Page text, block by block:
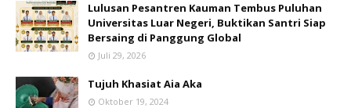
Lulusan Pesantren Kauman Tembus Puluhan
Universitas Luar Negeri, Buktikan Santri Siap
Bersaing di Panggung Global
Juli 29, 2026
Tujuh Khasiat Aia Aka
Oktober 19, 2024